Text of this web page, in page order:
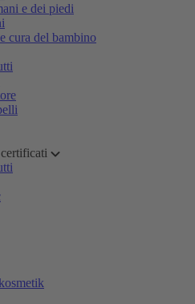
e dei piedi
cura del bambino